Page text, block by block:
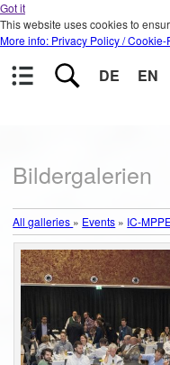
Got it
This website uses cookies to
More info: Privacy Policy / Cookie-
DE EN
Bildergalerien
All galleries » Events » IC-